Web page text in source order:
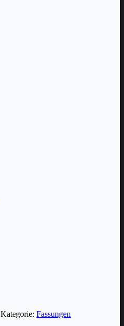
Kategorie: Fassungen